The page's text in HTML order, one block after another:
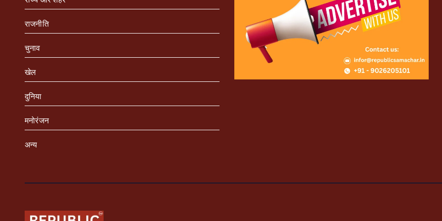
राजनीति
चुनाव
खेल
दुनिया
मनोरंजन
अन्य